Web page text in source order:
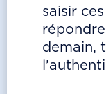
saisir
demain,